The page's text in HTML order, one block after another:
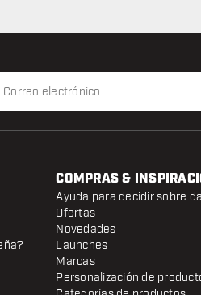
COMPRAS &
Ayuda para decidir sobre
Ofertas
Novedades
Launches
Marcas
Personalización de